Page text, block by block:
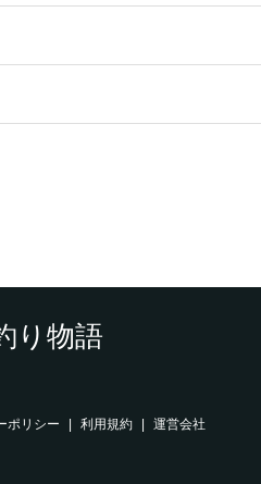
り物語
ポリシー 利用規約 運営会社